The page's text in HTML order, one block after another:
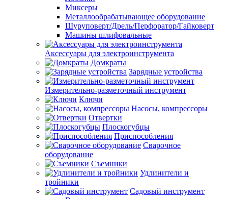
Миксеры
Металлообрабатывающее оборудование
Шуруповерт/Дрель/Перфоратор/Гайковерт
Машины шлифовальные
Аксессуары для электроинструмента
Домкраты
Зарядные устройства
Измерительно-разметочный инструмент
Ключи
Насосы, компрессоры
Отвертки
Плоскогубцы
Приспособления
Сварочное
оборудование
Съемники
Удлинители и
тройники
Садовый инструмент